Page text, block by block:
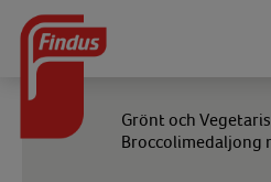
Grönt och
Broccolimedaljong